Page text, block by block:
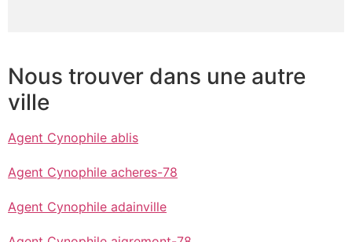
Nous trouver dans une autre
ville
Agent Cynophile ablis
Agent Cynophile acheres-78
Agent Cynophile adainville